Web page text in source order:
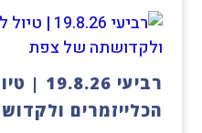
רביעי
הכלייזמרים